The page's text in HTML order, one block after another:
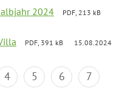
2024
PDF, 213 kB
PDF, 391 kB 15.08.2024
4 5 6
7